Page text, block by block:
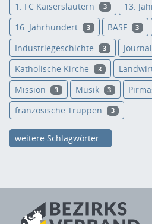
1. FC Kaiserslautern 3 13.
16. Jahrhundert 3 BASF 3
Industriegeschichte 3
Katholische Kirche 3
Mission 3 Musik 3
französische Truppen 3
weitere Schlagwörter...